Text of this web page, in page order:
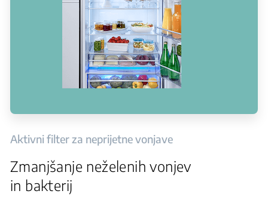
Aktivni filter za neprijetne vonjave
Zmanjšanje neželenih vonjev
in bakterij